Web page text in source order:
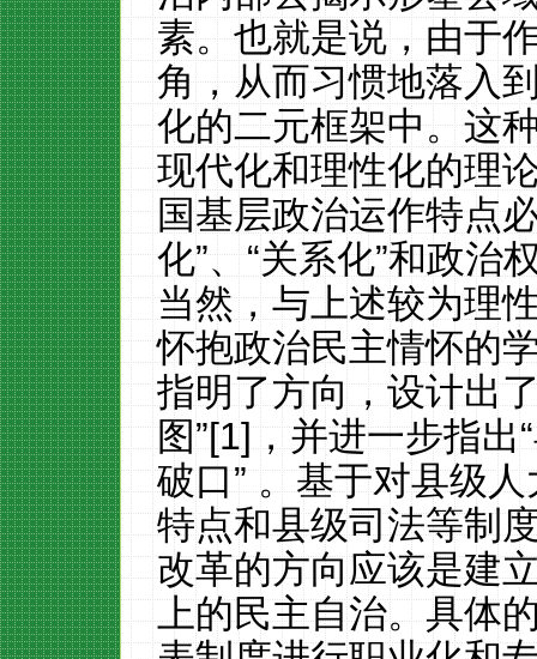
素。也就是说，由于
角，从而习惯地落入
化的二元框架中。这
现代化和理性化的理
国基层政治运作特点
化”、“关系化”和政治
当然，与上述较为理
怀抱政治民主情怀的
指明了方向，设计出
图”[1]，并进一步指
破口” 。基于对县级
特点和县级司法等制
改革的方向应该是建
上的民主自治。具体